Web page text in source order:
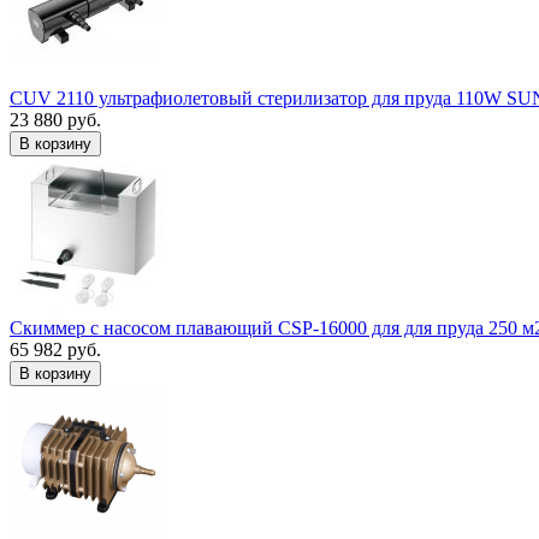
CUV 2110 ультрафиолетовый стерилизатор для пруда 110W
23 880 руб.
В корзину
Скиммер с насосом плавающий CSP-16000 для для пруда 250
65 982 руб.
В корзину